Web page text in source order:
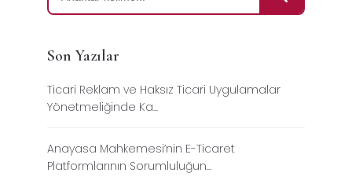
Son Yazılar
Ticari Reklam ve Haksız Ticari Uygulamalar
Yönetmeliğinde Ka...
Anayasa Mahkemesi’nin E-Ticaret
Platformlarının Sorumluluğun...